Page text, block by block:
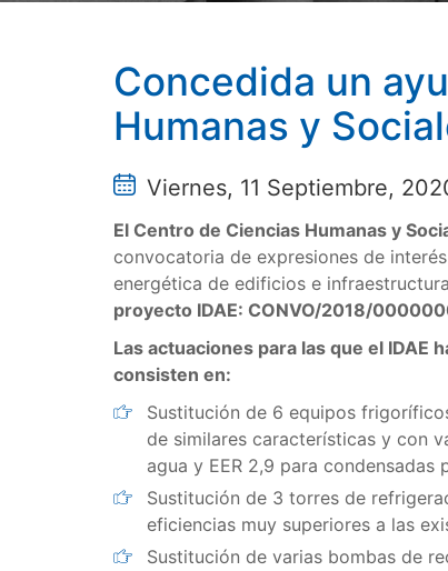
Concedida un
Humanas y
Viernes, 11 Septiembre,
El Centro de Ciencias Humanas y
convocatoria de expresiones de
energética de edificios e
proyecto IDAE: CONVO/2018/
Las actuaciones para las que el IDAE
consisten en:
Sustitución de 6 equipos
de similares características y con
agua y EER 2,9 para condensadas
Sustitución de 3 torres de
eficiencias muy superiores a las
Sustitución de varias bombas de